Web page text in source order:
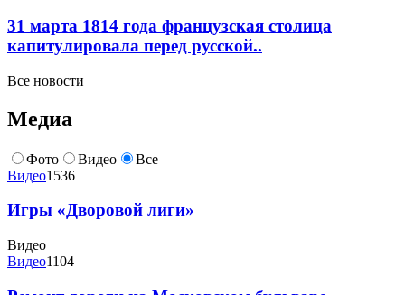
31 марта 1814 года французская столица
капитулировала перед русской..
Все новости
Медиа
Фото Видео
Все
Видео1536
Игры «Дворовой лиги»
Видео
Видео1104